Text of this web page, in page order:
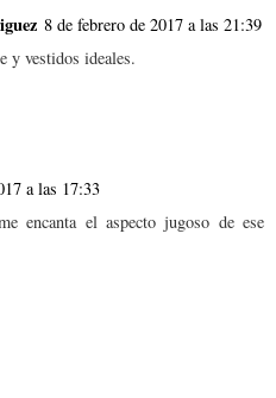
8 de febrero de 2017 a las 21:39
vestidos ideales.
a las 17:33
encanta el aspecto jugoso de ese